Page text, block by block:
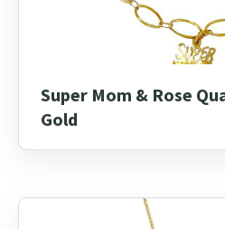
Super Mom & Rose
Gold